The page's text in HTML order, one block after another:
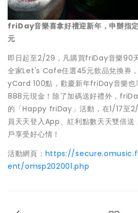
friDay音樂喜拿好禮迎新年，申辦指
元
即日起至2/29，凡購買friDay音樂90
全家Let's Cafe任選45元飲品兌換券
yCard 100點，歡慶新年friDay音樂也
888元現金！除了加碼送好禮外，
的「Happy friDay」活動，在1/17至
員天天登入App、紅利點數天天雙倍送
戶享受好心情！
活動網頁： https://
ent/omsp202001.php